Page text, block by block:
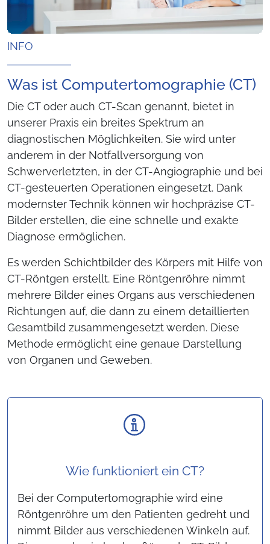
INFO
Was ist Computertomographie (CT)
Die CT oder auch CT-Scan genannt, bietet in
unserer Praxis ein breites Spektrum an
diagnostischen Möglichkeiten. Sie wird unter
anderem in der Notfallversorgung von
Schwerverletzten, in der CT-Angiographie und bei
CT-gesteuerten Operationen eingesetzt. Dank
modernster Technik können wir hochpräzise CT-
Bilder erstellen, die eine schnelle und exakte
Diagnose ermöglichen.
Es werden Schichtbilder des Körpers mit Hilfe von
CT-Röntgen erstellt. Eine Röntgenröhre nimmt
mehrere Bilder eines Organs aus verschiedenen
Richtungen auf, die dann zu einem detaillierten
Gesamtbild zusammengesetzt werden. Diese
Methode ermöglicht eine genaue Darstellung
von Organen und Geweben.
Wie funktioniert ein CT?
Bei der Computertomographie wird eine
Röntgenröhre um den Patienten gedreht und
nimmt Bilder aus verschiedenen Winkeln auf.